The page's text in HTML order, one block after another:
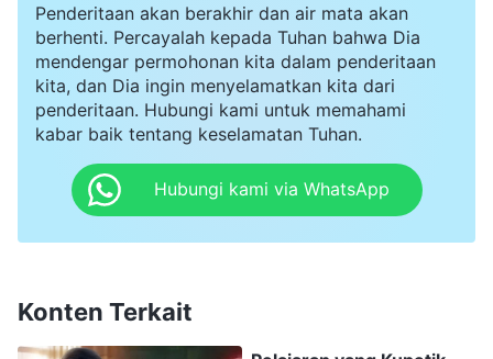
keadaan ini, aku agak takut, dan merasa bahwa
sikapku tidak benar. Jadi, aku dengan enggan
mengakui kekuranganku. Dengan melakukan itu,
aku ingin melindungi citraku di mata pemimpin.
Aku merasa sangat tertekan sepanjang waktu
setelahnya. Aku menyadari bahwa aku tidak
Namun, aku tetap mengungkapkan prasangkaku
Penderitaan akan berakhir dan air mata akan
berhenti. Percayalah kepada Tuhan bahwa Dia
mendengar permohonan kita dalam penderitaan
kita, dan Dia ingin menyelamatkan kita dari
penderitaan. Hubungi kami untuk memahami
kabar baik tentang keselamatan Tuhan.
Hubungi kami via WhatsApp
Konten Terkait